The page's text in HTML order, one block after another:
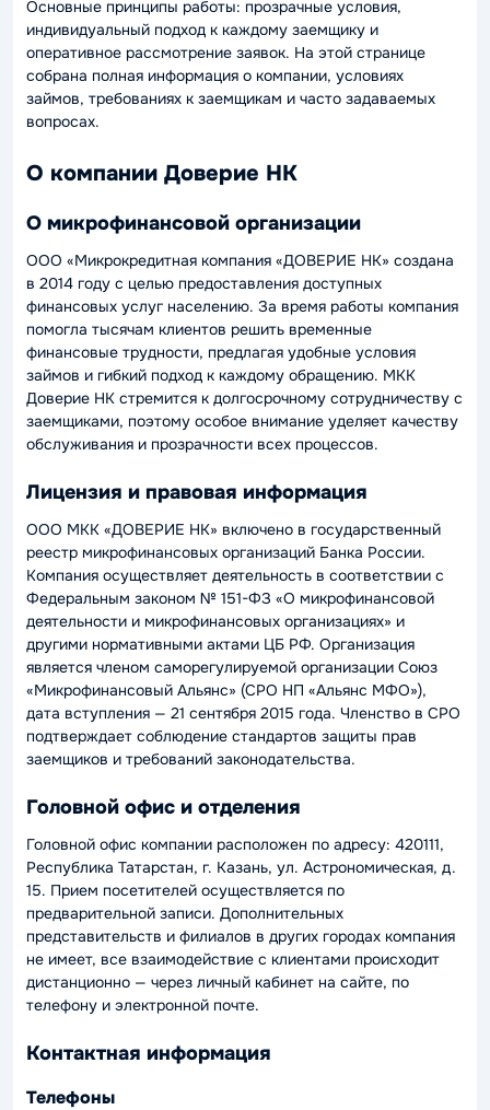
Основные принципы работы: прозрачные условия,
индивидуальный подход к каждому заемщику и
оперативное рассмотрение заявок. На этой странице
собрана полная информация о компании, условиях
займов, требованиях к заемщикам и часто задаваемых
вопросах.
О компании Доверие НК
О микрофинансовой организации
ООО «Микрокредитная компания «ДОВЕРИЕ НК» создана
в 2014 году с целью предоставления доступных
финансовых услуг населению. За время работы компания
помогла тысячам клиентов решить временные
финансовые трудности, предлагая удобные условия
займов и гибкий подход к каждому обращению. МКК
Доверие НК стремится к долгосрочному сотрудничеству с
заемщиками, поэтому особое внимание уделяет качеству
обслуживания и прозрачности всех процессов.
Лицензия и правовая информация
ООО МКК «ДОВЕРИЕ НК» включено в государственный
реестр микрофинансовых организаций Банка России.
Компания осуществляет деятельность в соответствии с
Федеральным законом № 151-ФЗ «О микрофинансовой
деятельности и микрофинансовых организациях» и
другими нормативными актами ЦБ РФ. Организация
является членом саморегулируемой организации Союз
«Микрофинансовый Альянс» (СРО НП «Альянс МФО»),
дата вступления — 21 сентября 2015 года. Членство в СРО
подтверждает соблюдение стандартов защиты прав
заемщиков и требований законодательства.
Головной офис и отделения
Головной офис компании расположен по адресу: 420111,
Республика Татарстан, г. Казань, ул. Астрономическая, д.
15. Прием посетителей осуществляется по
предварительной записи. Дополнительных
представительств и филиалов в других городах компания
не имеет, все взаимодействие с клиентами происходит
дистанционно — через личный кабинет на сайте, по
телефону и электронной почте.
Контактная информация
Телефоны